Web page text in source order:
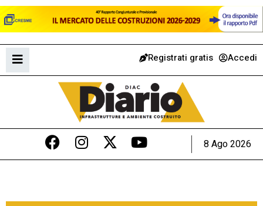
Registrati gratis Accedi
8 Ago 2026